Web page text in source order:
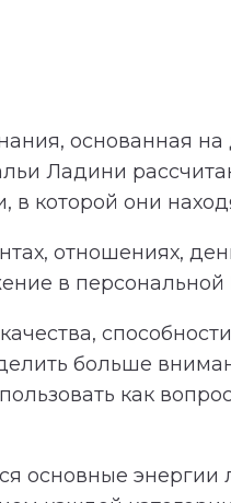
основанная
Ладини
в которой они
отношениях,
в
больше
как
основные энергии